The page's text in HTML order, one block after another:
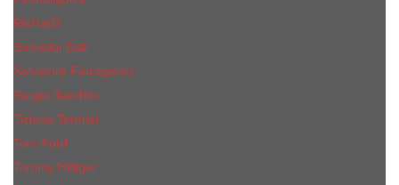
RicHarD
Salvador Dali
Salvatore Ferragamo
Sergio Tacchini
Tiziana Terenzi
Tom Ford
Tommy Hilfiger